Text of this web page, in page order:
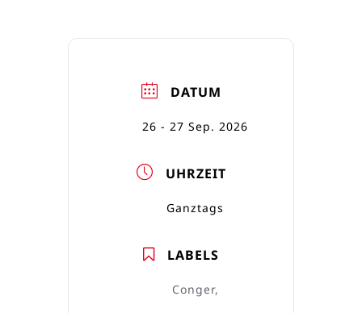
DATUM
26 - 27 Sep. 2026
UHRZEIT
Ganztags
LABELS
Conger,